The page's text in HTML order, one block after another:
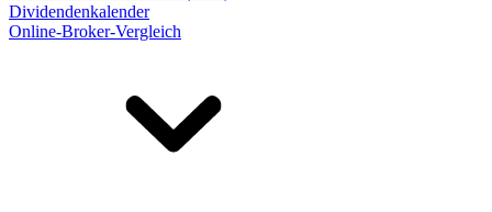
Dividendenkalender
Online-Broker-Vergleich